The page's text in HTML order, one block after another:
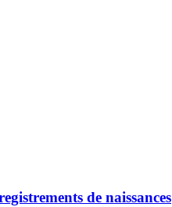
de naissances